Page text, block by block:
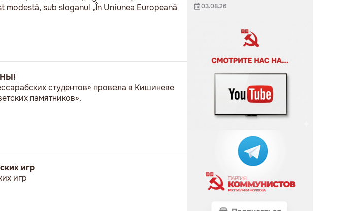
sub sloganul „În Uniunea Europeană
студентов» провела в Кишиневе
памятников».
игр
игр
03.08.26